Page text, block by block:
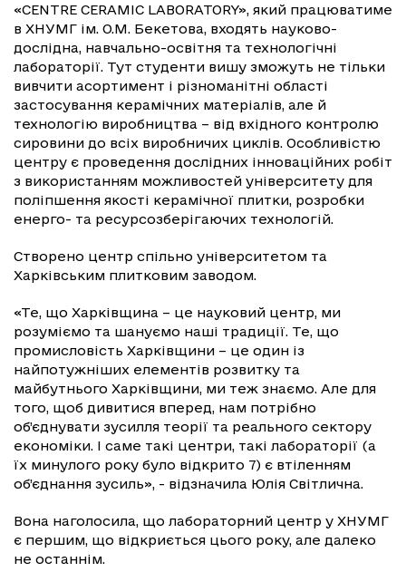
«CENTRЕ CERAMIC LABORATORY», який працюватиме
в ХНУМГ ім. О.М. Бекетова, входять науково-
дослідна, навчально-освітня та технологічні
лабораторії. Тут студенти вишу зможуть не тільки
вивчити асортимент і різноманітні області
застосування керамічних матеріалів, але й
технологію виробництва – від вхідного контролю
сировини до всіх виробничих циклів. Особливістю
центру є проведення дослідних інноваційних робіт
з використанням можливостей університету для
поліпшення якості керамічної плитки, розробки
енерго- та ресурсозберігаючих технологій.
Створено центр спільно університетом та
Харківським плитковим заводом.
«Те, що Харківщина – це науковий центр, ми
розуміємо та шануємо наші традиції. Те, що
промисловість Харківщини – це один із
найпотужніших елементів розвитку та
майбутнього Харківщини, ми теж знаємо. Але для
того, щоб дивитися вперед, нам потрібно
об’єднувати зусилля теорії та реального сектору
економіки. І саме такі центри, такі лабораторії (а
їх минулого року було відкрито 7) є втіленням
об’єднання зусиль», - відзначила Юлія Світлична.
Вона наголосила, що лабораторний центр у ХНУМГ
є першим, що відкриється цього року, але далеко
не останнім.